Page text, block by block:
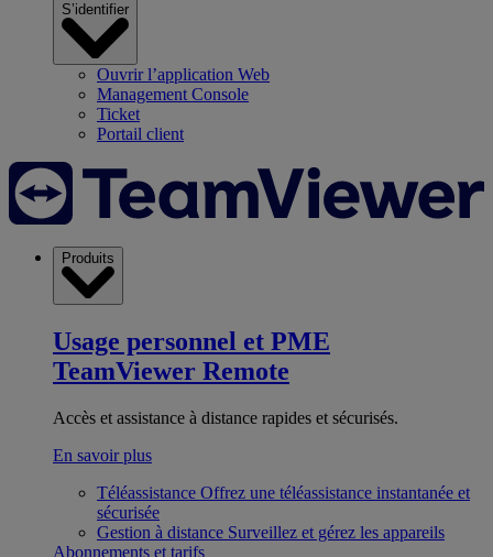
S’identifier
Ouvrir l’application Web
Management Console
Ticket
Portail client
Produits
Usage personnel et PME
TeamViewer Remote
Accès et assistance à distance rapides et sécurisés.
En savoir plus
Téléassistance Offrez une téléassistance instantanée et
sécurisée
Gestion à distance Surveillez et gérez les appareils
Abonnements et tarifs